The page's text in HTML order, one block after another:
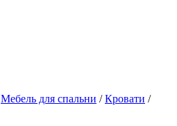
Мебель для спальни /Кровати /